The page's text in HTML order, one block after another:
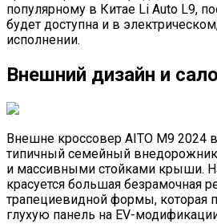
популярному в Китае Li Auto L9,
будет доступна и в
исполнении.
Внешний дизайн и
Внешне кроссовер AITO M9 2024
типичный семейный
и массивными стойками крыши.
красуется большая безрамочная
трапециевидной формы, которая
глухую панель на EV-